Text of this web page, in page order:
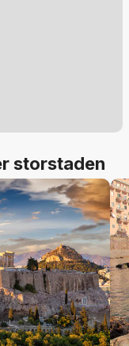
storstaden